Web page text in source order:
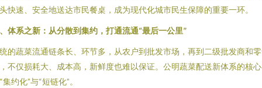
快速、安全地送达市民餐桌，成为现代化城市民生保障的重要一环。
体系之新：从分散到集约，打通流通“最后一公里”
的蔬菜流通链条长、环节多，从农户到批发市场，再到二级批发商和
不仅损耗大、成本高，新鲜度也难以保证。公明蔬菜配送新体系的核
集约化”与“短链化”。